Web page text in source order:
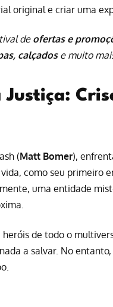
original e criar uma
de ofertas e
calçadose muito
Justiça:
(Matt Bomer),
como seu primeiro
uma entidade
de todo o
a salvar. No